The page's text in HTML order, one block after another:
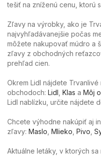
tešiť na zníženú cenu, ktorú
Zľavy na výrobky, ako je
najvyhľadávanejšie počas
môžete nakupovať múdro a
zľavy z obchodných
prehľad cien.
Okrem Lidl nájdete
obchodoch: Lidl Klas a Môj
Lidl nablízku, určite nájdete
Chcete výhodne nakúpiť aj
zľavy: Maslo Mlieko Pivo
Aktuálne letáky, v ktorých